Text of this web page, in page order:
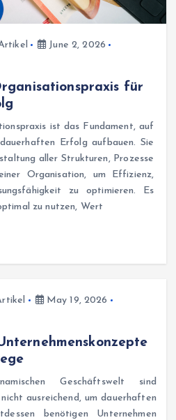
June 2, 2026
für
ist das Fundament, auf
Erfolg aufbauen. Sie
aller Strukturen, Prozesse
Organisation, um Effizienz,
zu optimieren. Es
zu nutzen, Wert
May 19, 2026
Geschäftswelt sind
ausreichend, um dauerhaften
benötigen Unternehmen